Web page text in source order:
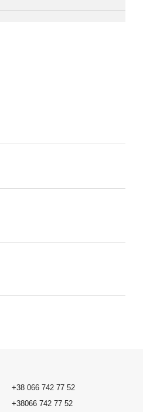
+38 066 742 77 52
+38066 742 77 52